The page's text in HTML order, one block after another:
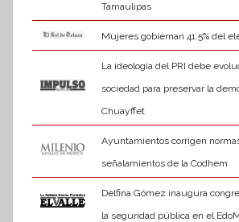
Tamaulipas
Mujeres gobiernan 41.5% del
La ideología del PRI debe
sociedad para preservar la
Chuayffet
Ayuntamientos corrigen
señalamientos de la Codhem
Delfina Gómez inaugura
la seguridad pública en el